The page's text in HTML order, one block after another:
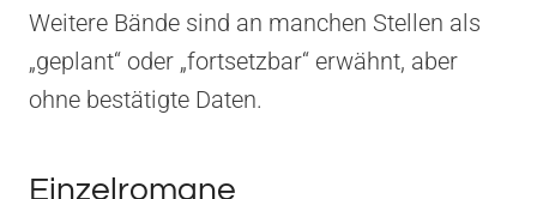
Weitere Bände sind an manchen Stellen als
„geplant“ oder „fortsetzbar“ erwähnt, aber
ohne bestätigte Daten.
Einzelromane